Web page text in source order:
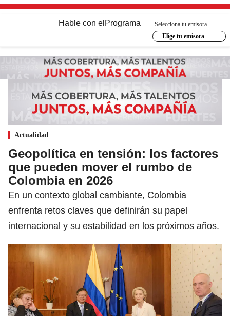
Hable con el Programa
Selecciona tu emisora
Elige tu emisora
Actualidad
Geopolítica en tensión: los factores
que pueden mover el rumbo de
Colombia en 2026
En un contexto global cambiante, Colombia
enfrenta retos claves que definirán su papel
internacional y su estabilidad en los próximos años.